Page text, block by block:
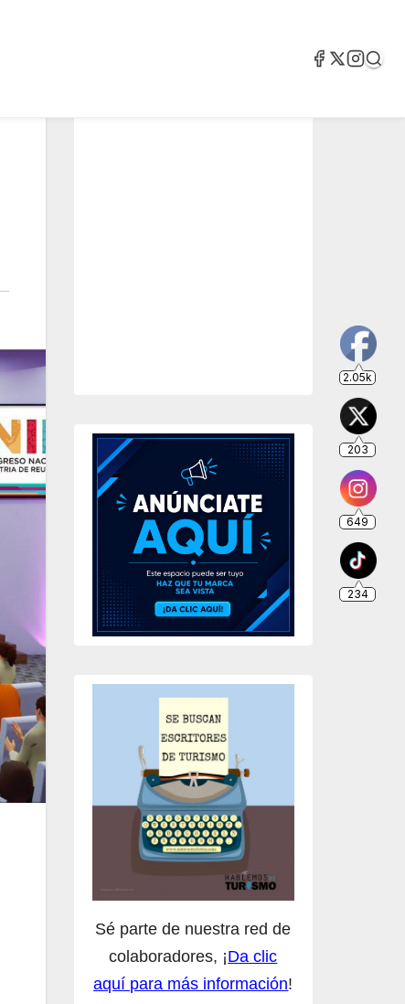
Sé parte de nuestra red de
colaboradores, ¡Da clic
aquí para más información!
2.05k
203
649
234